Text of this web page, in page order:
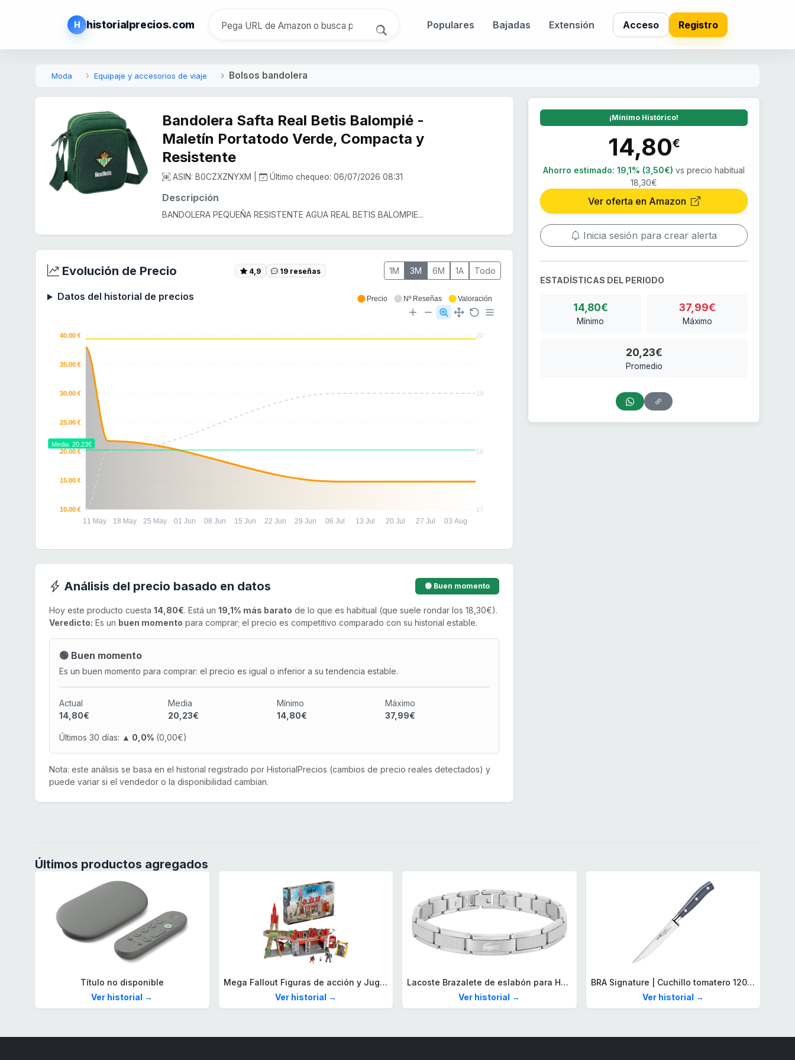
H historialprecios.com Populares Bajadas Extensión Acceso Registro
Moda Equipaje y accesorios de viaje Bolsos bandolera
Bandolera Safta Real Betis Balompié -
Maletín Portatodo Verde, Compacta y
Resistente
ASIN: B0CZXZNYXM | Último chequeo: 06/07/2026 08:31
Descripción
BANDOLERA PEQUEÑA RESISTENTE AGUA REAL BETIS BALOMPIE...
Evolución de Precio 4,9 19 reseñas 1M 3M 6M 1A Todo
Datos del historial de precios
20
19
18
17
40.00 €
35.00 €
30.00 €
25.00 €
20.00 €
15.00 €
10.00 €
11 May 18 May 25 May 01 Jun 08 Jun 15 Jun 22 Jun 29 Jun 06 Jul 13 Jul 20 Jul 27 Jul 03 Aug
Media: 20.23€
Precio Nº Reseñas Valoración
Análisis del precio basado en datos 🟢 Buen momento
Hoy este producto cuesta 14,80€. Está un 19,1% más barato de lo que es habitual (que suele rondar los 18,30€).
Veredicto: Es un buen momento para comprar; el precio es competitivo comparado con su historial estable.
🟢 Buen momento
Es un buen momento para comprar: el precio es igual o inferior a su tendencia estable.
Actual
14,80€
Media
20,23€
Mínimo
14,80€
Máximo
37,99€
Últimos 30 días: ▲ 0,0% (0,00€)
Nota: este análisis se basa en el historial registrado por HistorialPrecios (cambios de precio reales detectados) y
puede variar si el vendedor o la disponibilidad cambian.
¡Mínimo Histórico!
14,80€
Ahorro estimado: 19,1% (3,50€)vs precio habitual
18,30€
Ver oferta en Amazon
Inicia sesión para crear alerta
ESTADÍSTICAS DEL PERIODO
14,80€
Mínimo
37,99€
Máximo
20,23€
Promedio
Últimos productos agregados
Título no disponible
Ver historial →
Mega Fallout Figuras de acción y Juguetes de construcción, Parada de Camiones Red Rocket con 824 Piezas, 2 Personajes articulados y Accesorios, para coleccionistas, HXT00
Ver historial →
Lacoste Brazalete de eslabón para Hombre Colección STENCIL de Acero inoxidable
Ver historial →
BRA Signature | Cuchillo tomatero 120 mm, Acero Inoxidable alemán forjado con Molibdeno Vanadio, Mango Remachado ABS, Diseño Ergonómico, Hoja 1,6 mm espesor
Ver historial →